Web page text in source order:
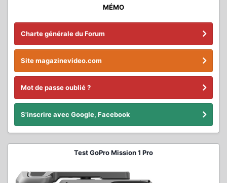
MÉMO
Charte générale du Forum
Site magazinevideo.com
Mot de passe oublié ?
S'inscrire avec Google, Facebook
Test GoPro Mission 1 Pro